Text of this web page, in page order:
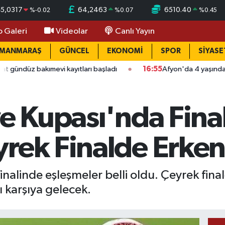
%-0.02 64,2463 %0.07 6510.40 %0.45
Galeri Videolar Canlı Yayın
GÜNCEL EKONOMİ SPOR
kayıtları başladı 16:55 Afyon'da 4 yaşındaki
Kupası'nda
Finalde
eşleşmeler belli oldu. Çeyrek
karşıya gelecek.